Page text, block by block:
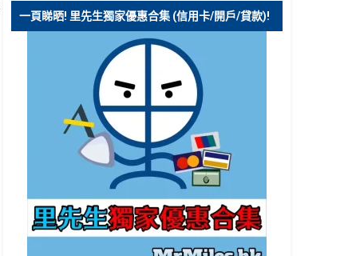
一頁睇晒! 里先生獨家優惠合集 (信用卡/開戶/貸款)!